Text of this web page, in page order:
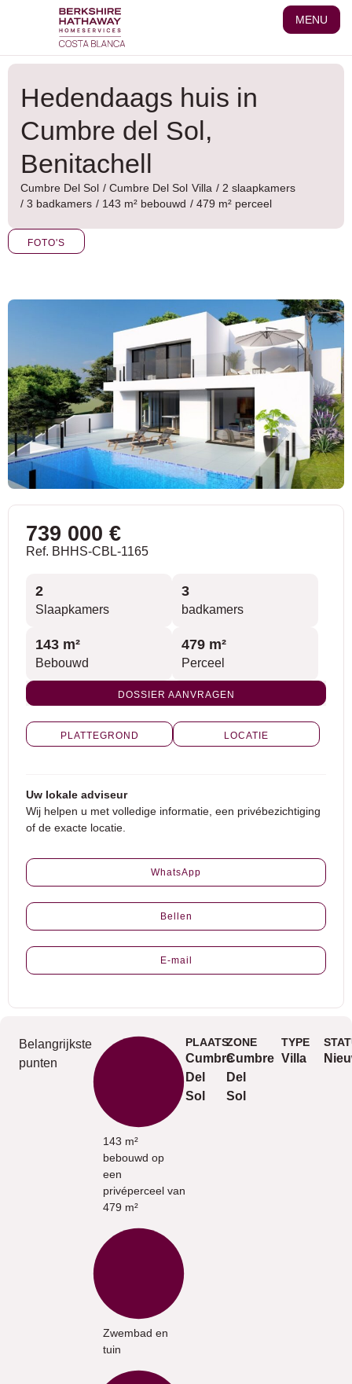
inhoud
MENU
Hedendaags huis in
Cumbre del Sol,
Benitachell
Cumbre Del Sol / Cumbre Del Sol Villa / 2 slaapkamers
/ 3 badkamers / 143 m² bebouwd / 479 m² perceel
FOTO'S
739 000 €
Ref. BHHS-CBL-1165
2
Slaapkamers
3
badkamers
143 m²
Bebouwd
479 m²
Perceel
DOSSIER AANVRAGEN
PLATTEGROND LOCATIE
Uw lokale adviseur
Wij helpen u met volledige informatie, een privébezichtiging
of de exacte locatie.
WhatsApp
Bellen
E-mail
Belangrijkste
punten
143 m²
bebouwd op
een
privéperceel van
479 m²
Zwembad en
tuin
PLAATS
Cumbre
Del
Sol
ZONE
Cumbre
Del
Sol
TYPE
Villa